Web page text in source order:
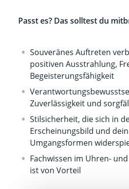
Passt es? Das solltest du
Souveränes Auftreten
positiven Ausstrahlung,
Begeisterungsfähigkeit
Zuverlässigkeit und
Stilsicherheit, die sich in
Erscheinungsbild und
Umgangsformen
Fachwissen im Uhren-
ist von Vorteil